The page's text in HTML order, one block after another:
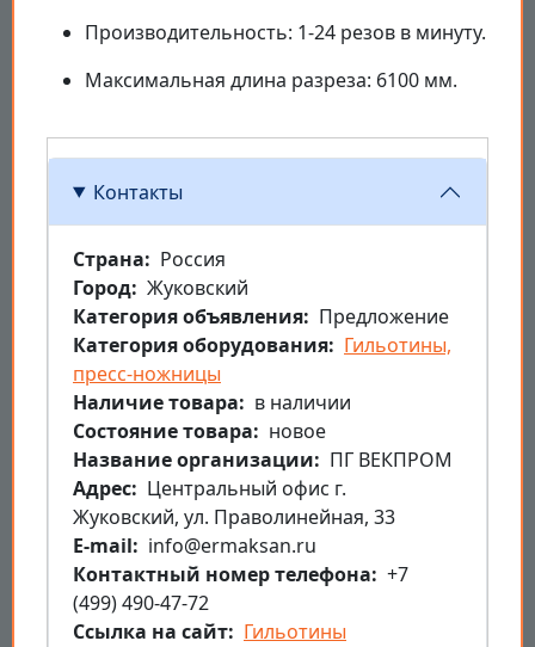
Производительность: 1-24 резов в минуту.
Максимальная длина разреза: 6100 мм.
Контакты
Страна
Россия
Город Жуковский
Категория объявления
Предложение
Категория оборудования
Гильотины,
пресс-ножницы
Наличие товара
в наличии
Состояние товара
новое
Название организации
ПГ ВЕКПРОМ
Aдрес
Центральный офис г.
Жуковский, ул. Праволинейная, 33
E-mail
info@ermaksan.ru
Контактный номер телефона
+7
(499) 490-47-72
Ссылка на сайт
Гильотины